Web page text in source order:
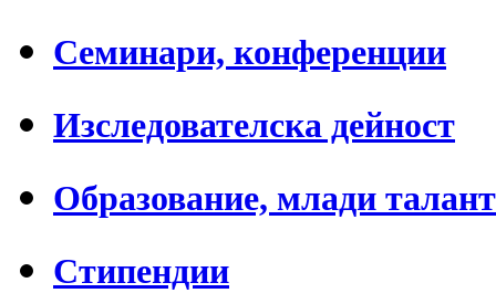
Семинари, конференции
Изследователска дейност
Образование, млади
Стипендии